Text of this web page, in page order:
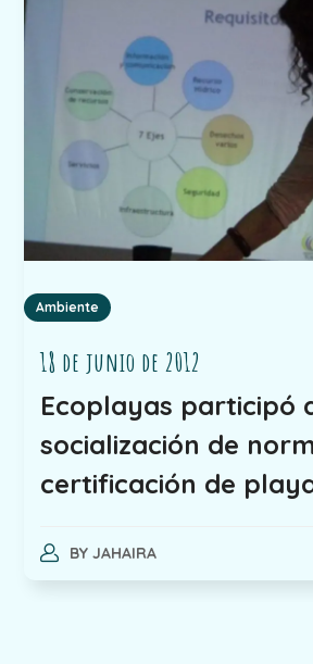
Ambiente
18 de junio de 2012
Ecoplayas participó
socialización de
certificación de
BY JAHAIRA